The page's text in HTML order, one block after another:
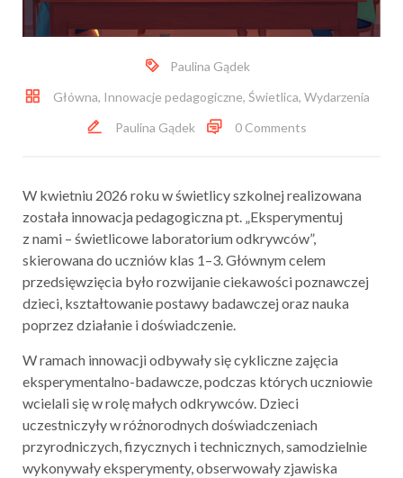
Paulina Gądek
Główna, Innowacje pedagogiczne, Świetlica, Wydarzenia
Paulina Gądek
0 Comments
W kwietniu 2026 roku w świetlicy szkolnej realizowana
została innowacja pedagogiczna pt. „Eksperymentuj
z nami – świetlicowe laboratorium odkrywców”,
skierowana do uczniów klas 1–3. Głównym celem
przedsięwzięcia było rozwijanie ciekawości poznawczej
dzieci, kształtowanie postawy badawczej oraz nauka
poprzez działanie i doświadczenie.
W ramach innowacji odbywały się cykliczne zajęcia
eksperymentalno-badawcze, podczas których uczniowie
wcielali się w rolę małych odkrywców. Dzieci
uczestniczyły w różnorodnych doświadczeniach
przyrodniczych, fizycznych i technicznych, samodzielnie
wykonywały eksperymenty, obserwowały zjawiska